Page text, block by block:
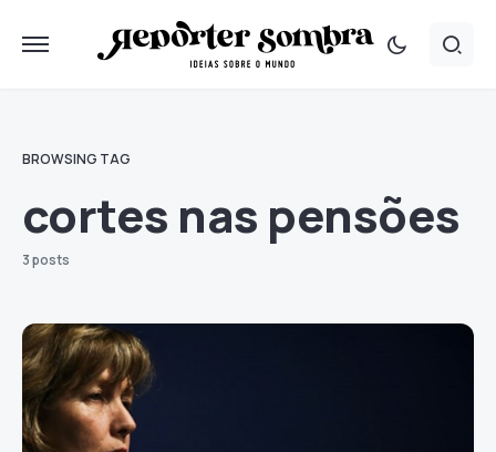
BROWSING TAG
cortes nas pensões
3 posts